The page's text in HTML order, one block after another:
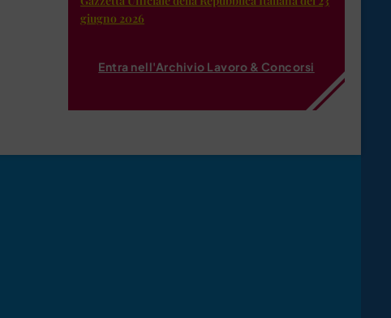
giugno 2026
Entra nell'Archivio Lavoro & Concorsi